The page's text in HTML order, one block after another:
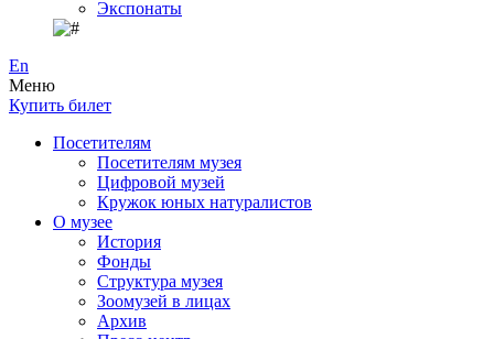
Экспонаты
En
Меню
Купить билет
Посетителям
Посетителям музея
Цифровой музей
Кружок юных натуралистов
О музее
История
Фонды
Структура музея
Зоомузей в лицах
Архив